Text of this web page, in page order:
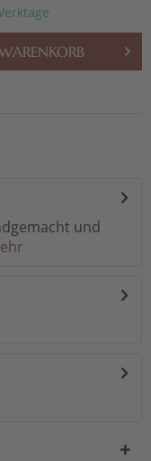
und